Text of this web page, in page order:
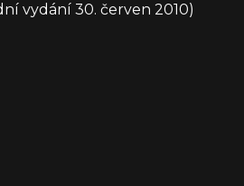
vydání 30. červen 2010)